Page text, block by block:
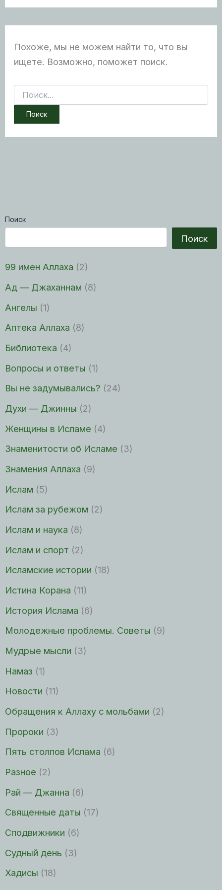
Поиск
Поиск
99 имен Аллаха (2)
Ад — Джаханнам (8)
Ангелы (1)
Аптека Аллаха (8)
Библиотека (4)
Вопросы и ответы (1)
Вы не задумывались? (24)
Духи — Джинны (2)
Женщины в Исламе (4)
Знаменитости об Исламе (3)
Знамения Аллаха (9)
Ислам (5)
Ислам за рубежом (2)
Ислам и наука (8)
Ислам и спорт (2)
Исламские истории (18)
Истина Корана (11)
История Ислама (6)
Молодежные проблемы. Советы (9)
Мудрые мысли (3)
Намаз (1)
Новости (11)
Обращения к Аллаху с мольбами (2)
Пророки (3)
Пять столпов Ислама (6)
Разное (2)
Рай — Джанна (6)
Священные даты (17)
Сподвижники (6)
Судный день (3)
Хадисы (18)
Похоже, мы не можем найти то, что вы
ищете. Возможно, поможет поиск.
Поиск: